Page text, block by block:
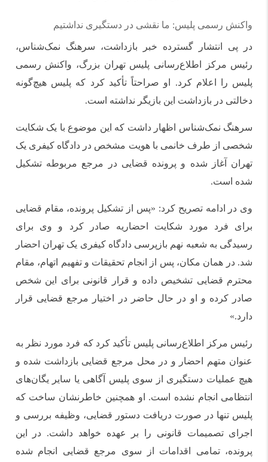
واکنش رسمی پلیس: ما نقشی در دستگیری نداشتیم
در پی انتشار گسترده خبر بازداشت، سرهنگ نمک‌شناس،
رئیس مرکز اطلاع‌رسانی پلیس تهران بزرگ، واکنش رسمی
پلیس را اعلام کرد. او صراحتاً تأکید کرد که پلیس هیچ‌گونه
دخالتی در بازداشت این بازیگر نداشته است.
سرهنگ نمک‌شناس اظهار داشت که این موضوع با یک شکایت
شخصی از طرف خانمی با هویت مشخص در دادگاه کیفری یک
تهران آغاز شده و پرونده قضایی در مرجع مربوطه تشکیل
شده است.
وی در ادامه تصریح کرد: «پس از تشکیل پرونده، مقام قضایی
برای فرد مورد شکایت احضاریه صادر کرد و وی برای
رسیدگی به شعبه نهم بازپرسی دادگاه کیفری یک تهران احضار
شد. در همان مکان، پس از انجام تحقیقات و تفهیم اتهام، مقام
محترم قضایی تشخیص داده و قرار قانونی برای این شخص
صادر کرده و او در حال حاضر در اختیار مرجع قضایی قرار
دارد.»
رئیس مرکز اطلاع‌رسانی پلیس تأکید کرد که فرد مورد نظر به
عنوان متهم احضار و در محل مرجع قضایی بازداشت شده و
هیچ عملیات دستگیری از سوی پلیس آگاهی یا سایر یگان‌های
انتظامی انجام نشده است. او همچنین خاطرنشان ساخت که
پلیس تنها در صورت دریافت دستور قضایی، وظیفه بررسی و
اجرای تصمیمات قانونی را بر عهده خواهد داشت. در این
پرونده، تمامی اقدامات از سوی مرجع قضایی انجام شده